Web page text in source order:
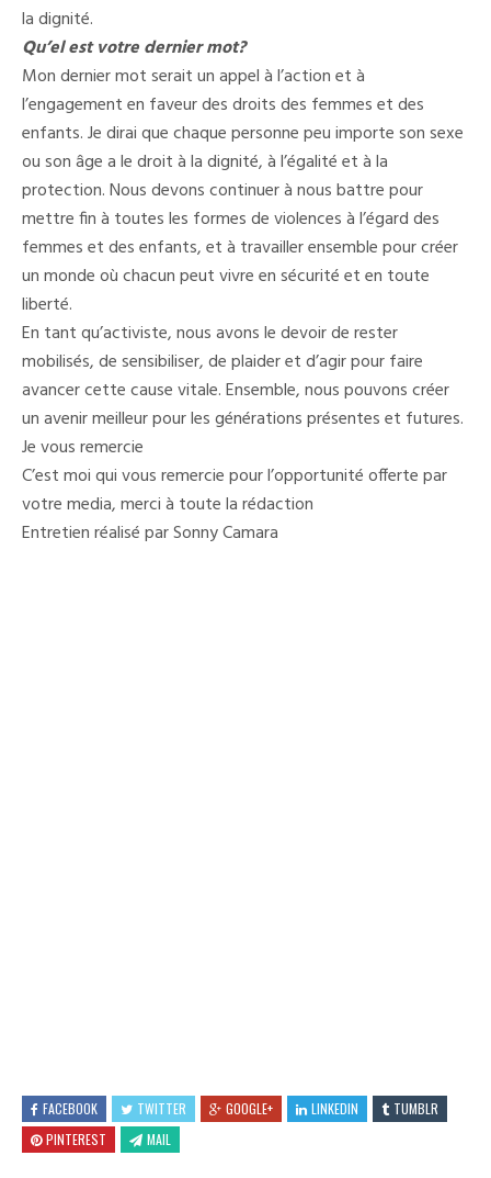
la dignité.
Qu’el est votre dernier mot?
Mon dernier mot serait un appel à l’action et à
l’engagement en faveur des droits des femmes et des
enfants. Je dirai que chaque personne peu importe son sexe
ou son âge a le droit à la dignité, à l’égalité et à la
protection. Nous devons continuer à nous battre pour
mettre fin à toutes les formes de violences à l’égard des
femmes et des enfants, et à travailler ensemble pour créer
un monde où chacun peut vivre en sécurité et en toute
liberté.
En tant qu’activiste, nous avons le devoir de rester
mobilisés, de sensibiliser, de plaider et d’agir pour faire
avancer cette cause vitale. Ensemble, nous pouvons créer
un avenir meilleur pour les générations présentes et futures.
Je vous remercie
C’est moi qui vous remercie pour l’opportunité offerte par
votre media, merci à toute la rédaction
Entretien réalisé par Sonny Camara
FACEBOOK TWITTER GOOGLE+ LINKEDIN
TUMBLR
PINTEREST
MAIL